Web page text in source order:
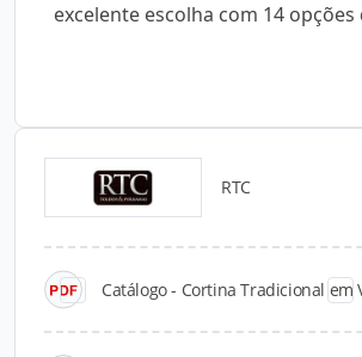
excelente escolha com 14 opções
RTC
Catálogo - Cortina Tradicional em
Catálogos para